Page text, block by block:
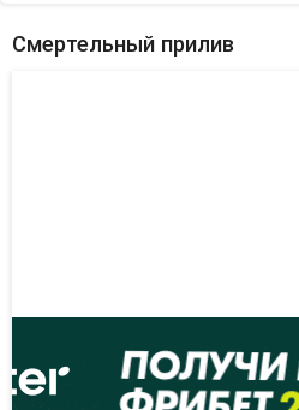
Смертельный прилив